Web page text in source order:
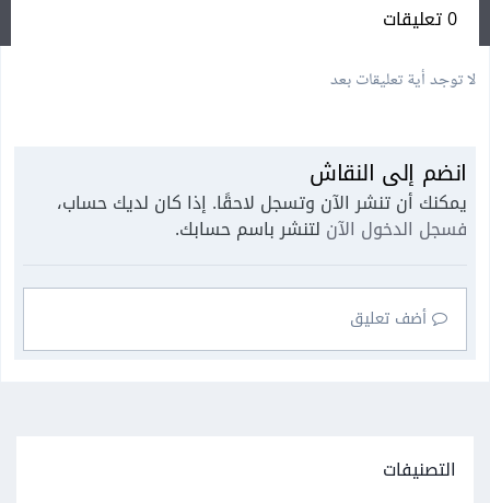
0 تعليقات
لا توجد أية تعليقات بعد
انضم إلى النقاش
يمكنك أن تنشر الآن وتسجل لاحقًا. إذا كان لديك حساب،
فسجل الدخول الآن لتنشر باسم حسابك.
أضف تعليق
التصنيفات